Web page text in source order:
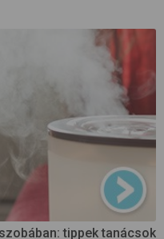
tippek tanácsok